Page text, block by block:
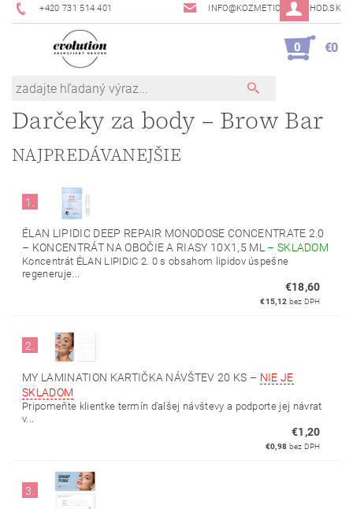
+420 731 514 401 INFO@KOZMETICKYOBCHOD.SK
0 €0
Darčeky za body – Brow Bar
NAJPREDÁVANEJŠIE
1.
ÉLAN LIPIDIC DEEP REPAIR MONODOSE CONCENTRATE 2.0
– KONCENTRÁT NA OBOČIE A RIASY 10X1,5 ML – SKLADOM
Koncentrát ÉLAN LIPIDIC 2. 0 s obsahom lipidov úspešne
regeneruje...
€18,60
€15,12 bez DPH
2.
MY LAMINATION KARTIČKA NÁVŠTEV 20 KS – NIE JE
SKLADOM
Pripomeňte klientke termín ďalšej návštevy a podporte jej návrat
v...
€1,20
€0,98 bez DPH
3.